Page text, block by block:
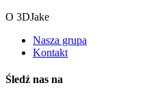
O 3DJake
Nasza grupa
Kontakt
Śledź nas na